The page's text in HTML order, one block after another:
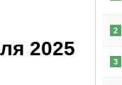
2025
2
3